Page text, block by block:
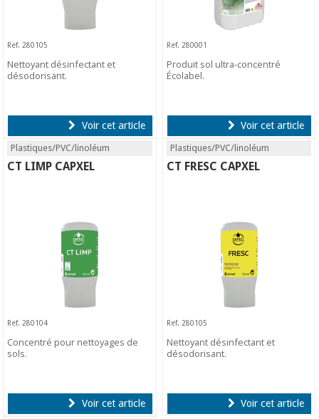
Ref. 280105
Nettoyant désinfectant et
désodorisant.
Voir cet article
Ref. 280001
Produit sol ultra-concentré
Écolabel.
Voir cet article
Plastiques/PVC/linoléum
CT LIMP CAPXEL
Ref. 280104
Concentré pour nettoyages de
sols.
Voir cet article
Plastiques/PVC/linoléum
CT FRESC CAPXEL
Ref. 280105
Nettoyant désinfectant et
désodorisant.
Voir cet article